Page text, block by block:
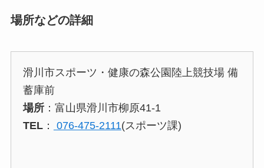
場所などの詳細
滑川市スポーツ・健康の森公園陸上競技場 備
蓄庫前
場所：富山県滑川市柳原41-1
TEL： 076-475-2111(スポーツ課)